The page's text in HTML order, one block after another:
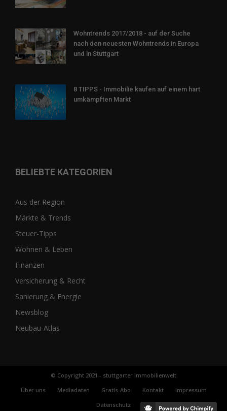
Wohntrends 2017/2018 - auf der Suche
nach den neuesten Wohntrends in Europa
und in Stuttgart
8 TIPPS - Immobilie kaufen auf einem hart
umkämpften Markt
BELIEBTE KATEGORIEN
Aus der Region
Märkte & Trends
Steuer-Tipps
Wohnen & Leben
Finanzen
Versicherung & Recht
Sanierung & Energie
Newsblog
Neubau-Atlas
© Copyright 2021 - stuttgarter immobilienwelt
Über uns
Mediadaten Gratis-Abo Kontakt
Impressum
Datenschutz